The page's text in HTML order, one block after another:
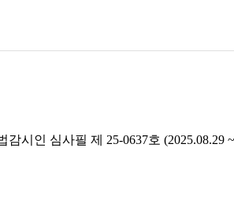
시인 심사필 제 25-0637호 (2025.08.29